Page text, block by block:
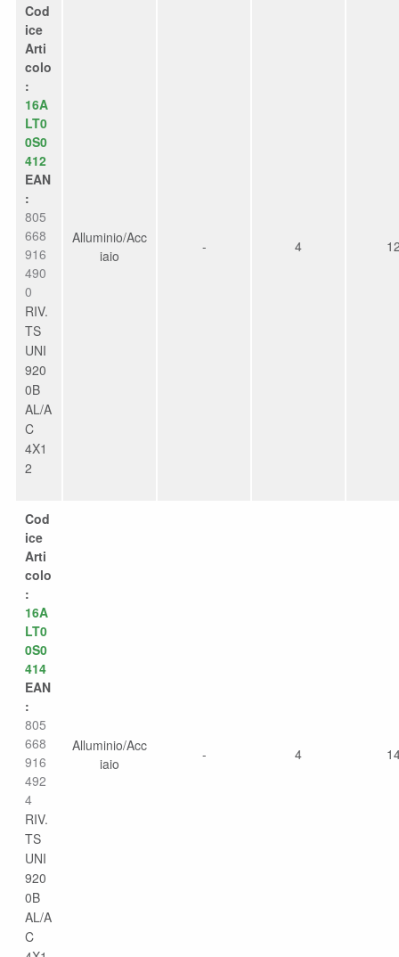
Cod
ice
Arti
colo
:
16A
LT0
0S0
412
EAN
:
805
668
916
490
0
RIV.
TS
UNI
920
0B
AL/A
C
4X1
2
Alluminio/Acc
iaio
- 4
Cod
ice
Arti
colo
:
16A
LT0
0S0
414
EAN
:
805
668
916
492
4
RIV.
TS
UNI
920
0B
AL/A
C
Alluminio/Acc
iaio
- 4